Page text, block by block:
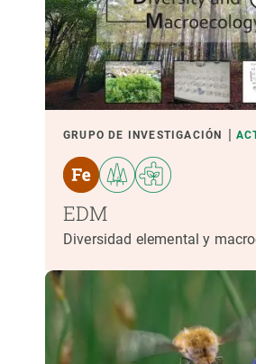
GRUPO DE INVESTIGACIÓN
EDM
Diversidad elemental y